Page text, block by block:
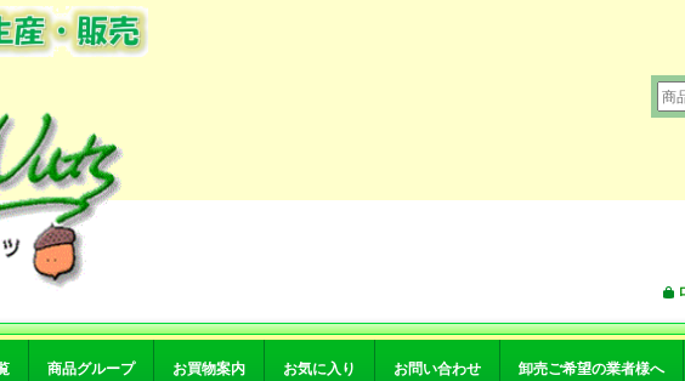
商品グループ お買物案内 お気に入り お問い合わせ 卸売ご希望の業者様へ